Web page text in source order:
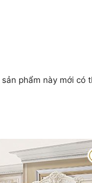
phẩm này mới có